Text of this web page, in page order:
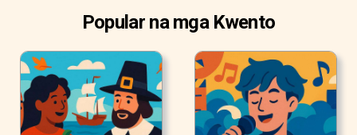
Popular na mga Kwento